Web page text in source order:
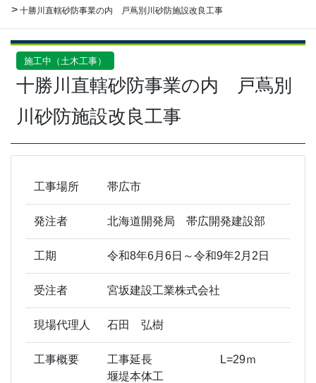
十勝川直轄砂防事業の内 戸蔦別川砂防施設改良工事
施工中（土木工事）
十勝川直轄砂防事業の内 戸蔦別
川砂防施設改良工事
工事場所 帯広市
発注者 北海道開発局 帯広開発建設部
工期 令和8年6月6日～令和9年2月2日
受注者 宮坂建設工業株式会社
現場代理人 石田 弘樹
工事概要
工事延長 L=29ｍ
堰堤本体工